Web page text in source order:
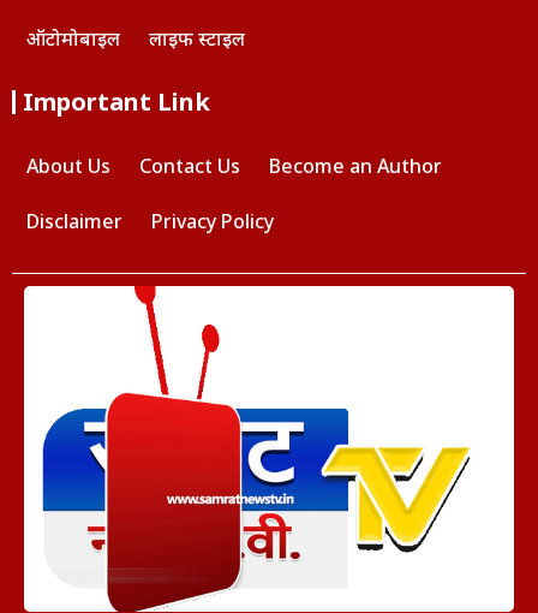
ऑटोमोबाइल लाइफ स्टाइल
Important Link
About Us Contact Us Become an Author
Disclaimer Privacy Policy